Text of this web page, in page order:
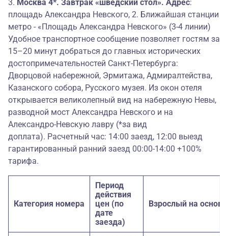
Номер Бизнес с
кондиционером
23.10.2026-
25.10.2026
22450
Номер Бизнес с
кондиционером
04.01.2027-
06.01.2027
24700
Номер Бизнес с
кондиционером
20.02.2027-
08.03.2027
24500
Номер Бизнес с
кондиционером
09.04.2027-
11.04.2027
25600
Номер Комфорт
23.10.2026-
25.10.2026
24150
Номер Комфорт
20.02.2027-
08.03.2027
09.04.2027-
11.04.2027
25.10.2026
Номер Комфорт
04.01.2027-
06.01.2027
30600
Номер Комфорт
20.02.2027-
08.03.2027
25600
Номер Комфорт
09.04.2027-
11.04.2027
26900
Номер Джуниор
Сюит
23.10.2026-
25.10.2026
25150
Номер Джуниор
Сюит
04.01.2027-
06.01.2027
31900
Номер Джуниор
Сюит
08.03.2027
Сюит
09.04.2027-
11.04.2027
28200
3. Москва 4*. Завтрак «шведский стол». Адрес:
площадь Александра Невского, 2. Ближайшая станции
метро - «Площадь Александра Невского» (3-4 линии)
Удобное транспортное сообщение позволяет гостям за
15–20 минут добраться до главных исторических
достопримечательностей Санкт-Петербурга:
Дворцовой набережной, Эрмитажа, Адмиралтейства,
Казанского собора, Русского музея. Из окон отеля
открывается великолепный вид на набережную Невы,
разводной мост Александра Невского и на
Александро-Невскую лавру (*за вид
доплата). Расчетный час: 14:00 заезд, 12:00 выезд
гарантированный ранний заезд 00:00-14:00 +100%
тарифа.
Категория номера
Период
действия
цен (по
дате
заезда)
Взрослый на